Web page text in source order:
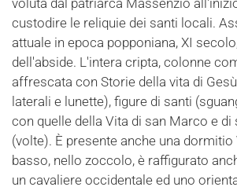
custodire le reliquie dei santi locali.
attuale in epoca popponiana, XI
dell'abside. L'intera cripta, colonne
affrescata con Storie della vita di
laterali e lunette), figure di santi
con quelle della Vita di san Marco e di
(volte). È presente anche una dormitio
basso, nello zoccolo, è raffigurato
un cavaliere occidentale ed uno